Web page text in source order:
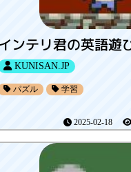
KUNISAN.JP
パズル 学習
2025-02-18